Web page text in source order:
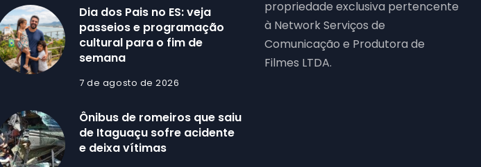
Dia dos Pais no ES: veja
passeios e programação
cultural para o fim de
semana
7 de agosto de 2026
Ônibus de romeiros que saiu
de Itaguaçu sofre acidente
e deixa vítimas
propriedade exclusiva pertencente
à Network Serviços de
Comunicação e Produtora de
Filmes LTDA.